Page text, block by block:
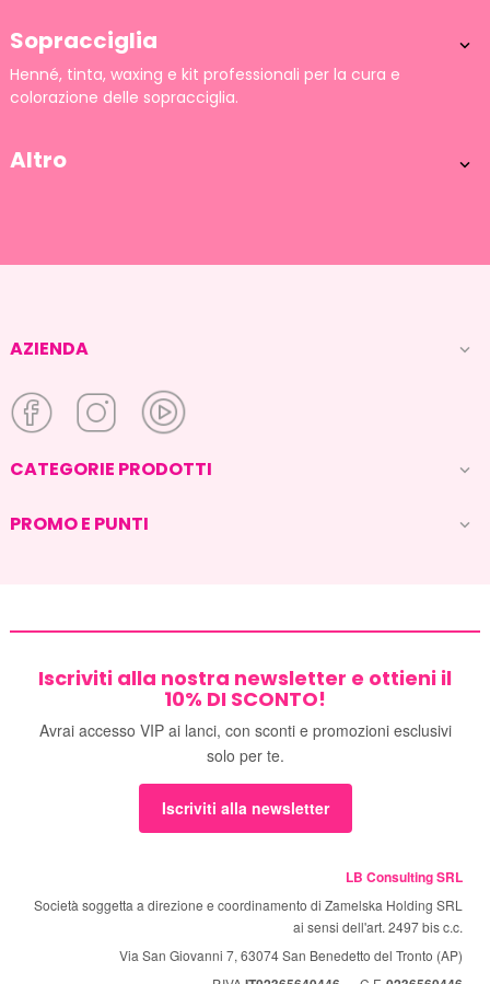
Sopracciglia 
Henné, tinta, waxing e kit professionali per la cura e
colorazione delle sopracciglia.
Altro 
AZIENDA 
CATEGORIE PRODOTTI 
PROMO E PUNTI 
Iscriviti alla nostra newsletter e ottieni il
10% DI SCONTO!
Avrai accesso VIP ai lanci, con sconti e promozioni esclusivi
solo per te.
Iscriviti alla newsletter
LB Consulting SRL
Società soggetta a direzione e coordinamento di Zamelska Holding SRL
ai sensi dell'art. 2497 bis c.c.
Via San Giovanni 7, 63074 San Benedetto del Tronto (AP)